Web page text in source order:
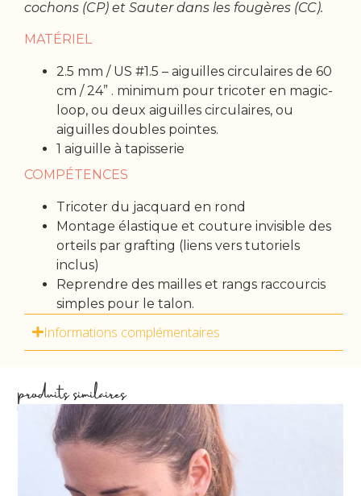
cochons (CP) et Sauter dans les fougères (CC).
MATÉRIEL
2.5 mm / US #1.5 – aiguilles circulaires de 60
cm / 24” . minimum pour tricoter en magic-
loop, ou deux aiguilles circulaires, ou
aiguilles doubles pointes.
1 aiguille à tapisserie
COMPÉTENCES
Tricoter du jacquard en rond
Montage élastique et couture invisible des
orteils par grafting (liens vers tutoriels
inclus)
Reprendre des mailles et rangs raccourcis
simples pour le talon.
Informations complémentaires
produits similaires